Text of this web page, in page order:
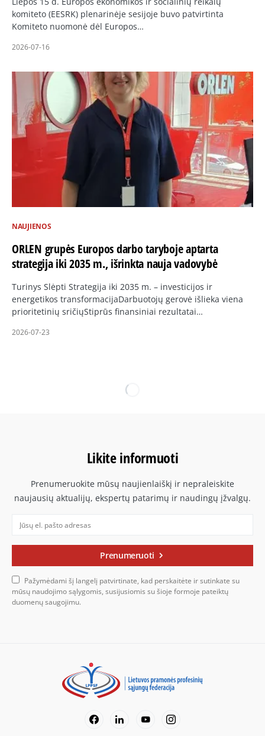
komiteto (EESRK) plenarinėje sesijoje buvo patvirtinta
Komiteto nuomonė dėl Europos…
2026-07-16
NAUJIENOS
ORLEN grupės Europos darbo taryboje aptarta
strategija iki 2035 m., išrinkta nauja vadovybė
Turinys Slėpti Strategija iki 2035 m. – investicijos ir
energetikos transformacijaDarbuotojų gerovė išlieka viena
prioritetinių sričiųStiprūs finansiniai rezultatai…
2026-07-23
Likite informuoti
Prenumeruokite mūsų naujienlaiškį ir nepraleiskite
naujausių aktualijų, ekspertų patarimų ir naudingų įžvalgų.
Prenumeruoti
Pažymėdami šį langelį patvirtinate, kad perskaitėte ir sutinkate su
mūsų naudojimo sąlygomis, susijusiomis su šioje formoje pateiktų
duomenų saugojimu.